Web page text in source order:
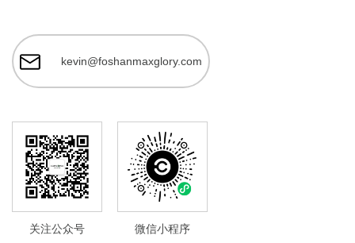
kevin@foshanmaxglory.com
关注公众号 微信小程序